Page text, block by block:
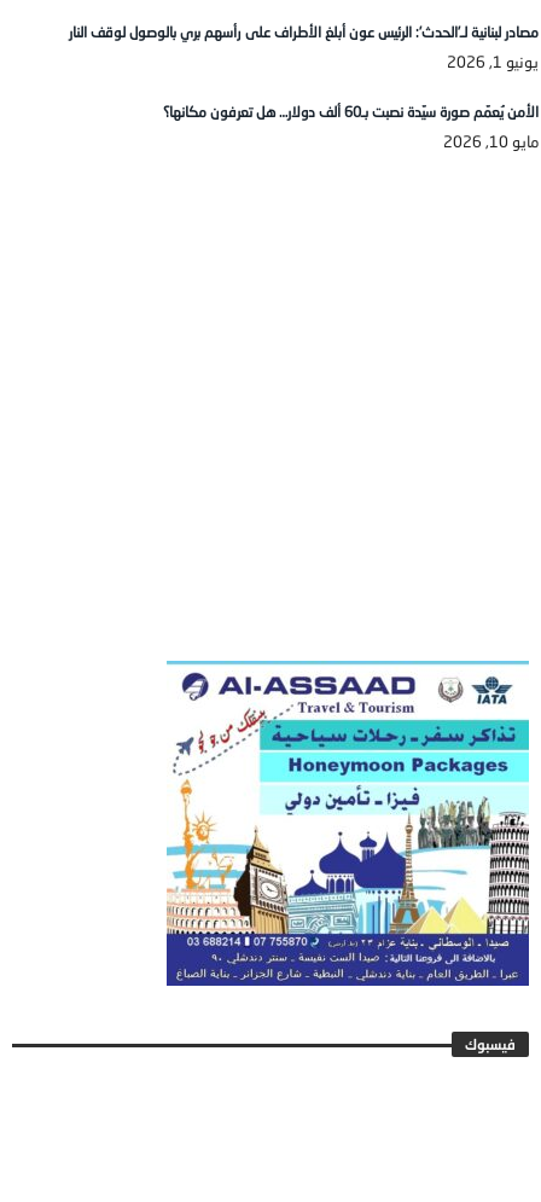
مصادر لبنانية لـ’الحدث’: الرئيس عون أبلغ الأطراف على رأسهم بري بالوصول لوقف النار
يونيو 1, 2026
الأمن يُعمّم صورة سيّدة نصبت بـ60 ألف دولار… هل تعرفون مكانها؟
مايو 10, 2026
فيسبوك